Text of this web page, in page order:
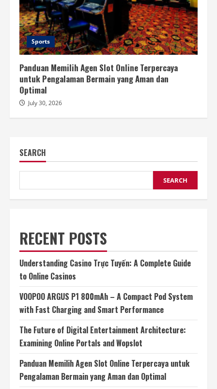
Sports
Panduan Memilih Agen Slot Online Terpercaya
untuk Pengalaman Bermain yang Aman dan
Optimal
July 30, 2026
SEARCH
SEARCH
RECENT POSTS
Understanding Casino Trực Tuyến: A Complete Guide
to Online Casinos
VOOPOO ARGUS P1 800mAh – A Compact Pod System
with Fast Charging and Smart Performance
The Future of Digital Entertainment Architecture:
Examining Online Portals and Wopslot
Panduan Memilih Agen Slot Online Terpercaya untuk
Pengalaman Bermain yang Aman dan Optimal